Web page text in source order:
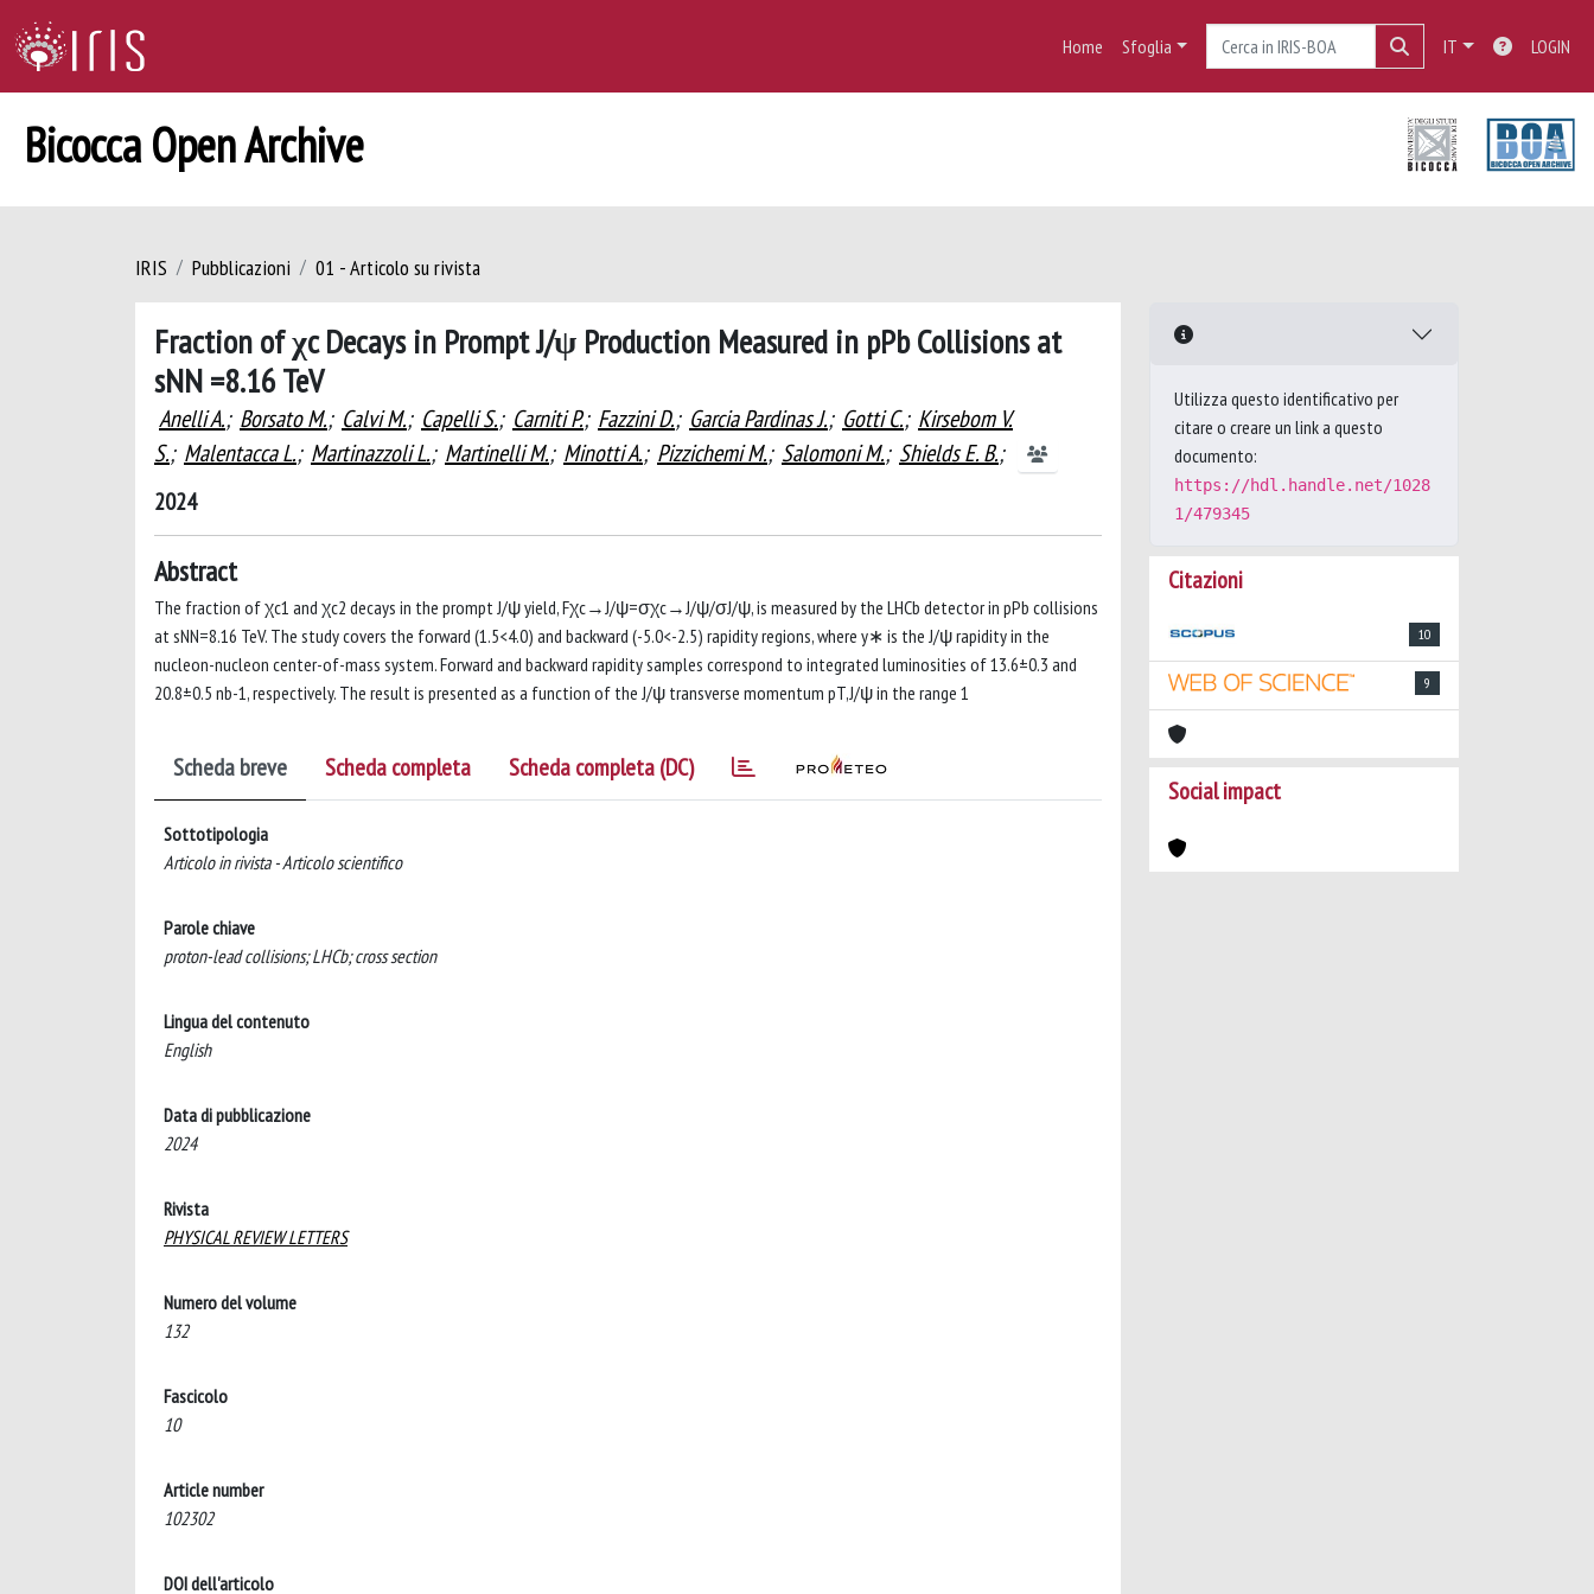
Home Sfoglia IT LOGIN
Bicocca Open Archive
IRIS Pubblicazioni 01 - Articolo su rivista
Fraction of χc Decays in Prompt J/ψ Production Measured in pPb Collisions at
sNN =8.16 TeV
Anelli A.; Borsato M.; Calvi M.; Capelli S.; Carniti P.; Fazzini D.; Garcia Pardinas J.; Gotti C.; Kirsebom V.
S.; Malentacca L.; Martinazzoli L.; Martinelli M.; Minotti A.; Pizzichemi M.; Salomoni M.; Shields E. B.;
2024
Abstract
The fraction of χc1 and χc2 decays in the prompt J/ψ yield, Fχc→J/ψ=σχc→J/ψ/σJ/ψ, is measured by the LHCb detector in pPb collisions
at sNN=8.16 TeV. The study covers the forward (1.5<4.0) and backward (-5.0<-2.5) rapidity regions, where y∗ is the J/ψ rapidity in the
nucleon-nucleon center-of-mass system. Forward and backward rapidity samples correspond to integrated luminosities of 13.6±0.3 and
20.8±0.5 nb-1, respectively. The result is presented as a function of the J/ψ transverse momentum pT,J/ψ in the range 1
Scheda breve Scheda completa Scheda completa (DC)
Sottotipologia
Articolo in rivista - Articolo scientifico
Parole chiave
proton-lead collisions; LHCb; cross section
Lingua del contenuto
English
Data di pubblicazione
2024
Rivista
PHYSICAL REVIEW LETTERS
Numero del volume
132
Fascicolo
10
Article number
102302
DOI dell'articolo
Utilizza questo identificativo per
citare o creare un link a questo
documento:
https://hdl.handle.net/1028
1/479345
Citazioni
10
9
Social impact